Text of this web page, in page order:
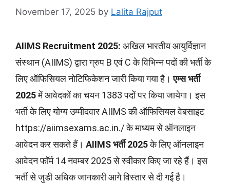
November 17, 2025 by Lalita Rajput
AIIMS Recruitment 2025: अखिल भारतीय आयुर्विज्ञान
संस्थान (AIIMS) द्वारा ग्रुप B एवं C के विभिन्न पदों की भर्ती के
लिए ऑफिसियल नोटिफिकेशन जारी किया गया है।एम्स भर्ती
2025में आवेदकों का चयन 1383 पदों पर किया जायेगा। इस
भर्ती के लिए योग्य उम्मीदवार AIIMS की ऑफिसियल वेबसाइट
https://aiimsexams.ac.in./ के माध्यम से ऑनलाइन
आवेदन कर सकते हैं। AIIMS भर्ती 2025के लिए ऑनलाइन
आवेदन फॉर्म 14 नवम्बर 2025 से स्वीकार किए जा रहे हैं। इस
भर्ती से जुडी अधिक जानकारी आगे विस्तार से दी गई है।